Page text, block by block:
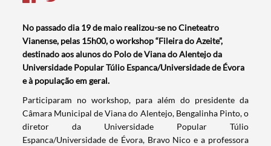
No passado dia 19 de maio realizou-se no Cineteatro
Vianense, pelas 15h00, o workshop “Fileira do Azeite”,
destinado aos alunos do Polo de Viana do Alentejo da
Universidade Popular Túlio Espanca/Universidade de Évora
e à população em geral.
​Participaram no workshop, para além do presidente da
Câmara Municipal de Viana do Alentejo, Bengalinha Pinto, o
diretor da Universidade Popular Túlio
Espanca/Universidade de Évora, Bravo Nico e a professora